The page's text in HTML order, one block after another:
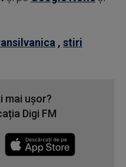
, stiri
mai ușor?
Digi FM